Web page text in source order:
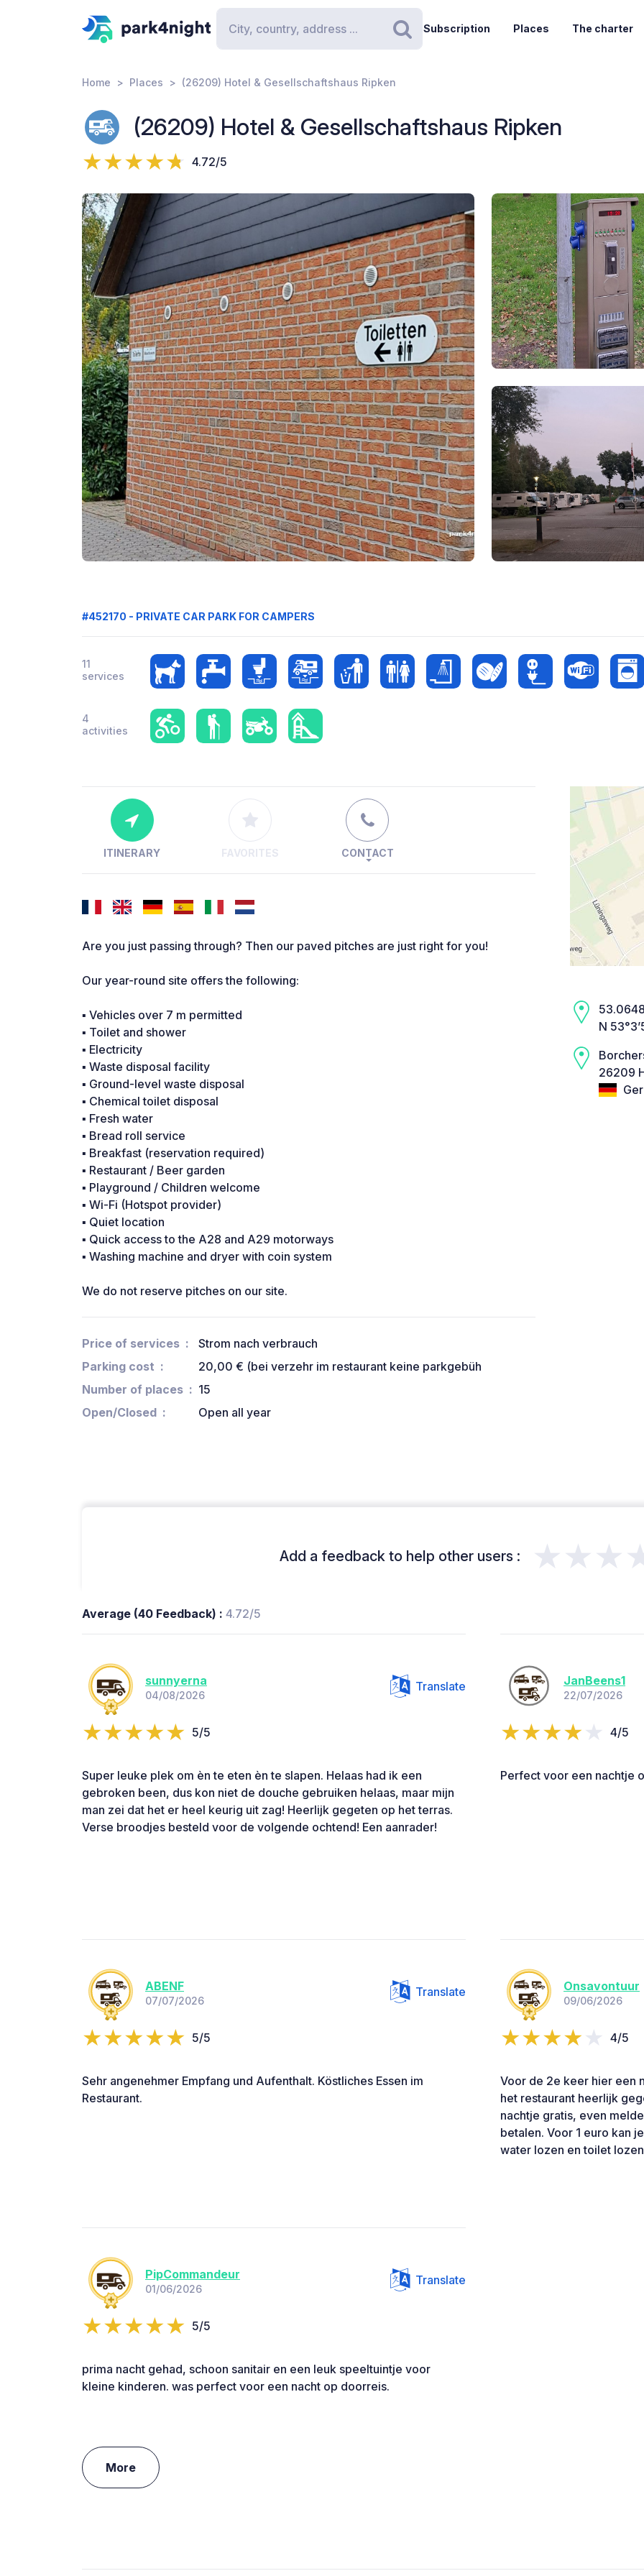
Search
Subscription Places The charter
Home Places (26209) Hotel & Gesellschaftshaus Ripken
(26209) Hotel & Gesellschaftshaus Ripken
4.72/5
#452170 - PRIVATE CAR PARK FOR CAMPERS
11
services
4
activities
ITINERARY FAVORITES CONTACT
Are you just passing through? Then our paved pitches are just right for you!
Our year-round site offers the following:
▪ Vehicles over 7 m permitted
▪ Toilet and shower
▪ Electricity
▪ Waste disposal facility
▪ Ground-level waste disposal
▪ Chemical toilet disposal
▪ Fresh water
▪ Bread roll service
▪ Breakfast (reservation required)
▪ Restaurant / Beer garden
▪ Playground / Children welcome
▪ Wi-Fi (Hotspot provider)
▪ Quiet location
▪ Quick access to the A28 and A29 motorways
▪ Washing machine and dryer with coin system
We do not reserve pitches on our site.
Price of services
Strom nach verbrauch
Parking cost
20,00 € (bei verzehr im restaurant keine parkgebüh
Number of places
15
Open/Closed
Open all year
N
26209
Add a feedback to help other users :
Average (40 Feedback) : 4.72/5
sunnyerna
04/08/2026
Translate
5/5
Super leuke plek om èn te eten èn te slapen. Helaas had ik een
gebroken been, dus kon niet de douche gebruiken helaas, maar mijn
man zei dat het er heel keurig uit zag! Heerlijk gegeten op het terras.
Verse broodjes besteld voor de volgende ochtend! Een aanrader!
JanBeens1
22/07/2026
4/5
Perfect voor een nachtje
ABENF
07/07/2026
Translate
5/5
Sehr angenehmer Empfang und Aufenthalt. Köstliches Essen im
Restaurant.
Onsavontuur
09/06/2026
4/5
Voor de 2e keer hier een
het restaurant heerlijk
nachtje gratis, even
betalen. Voor 1 euro kan
water lozen en toilet
PipCommandeur
01/06/2026
Translate
5/5
prima nacht gehad, schoon sanitair en een leuk speeltuintje voor
kleine kinderen. was perfect voor een nacht op doorreis.
More